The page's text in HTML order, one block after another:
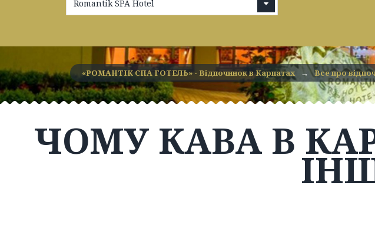
Romantik SPA Hotel
«РОМАНТІК СПА ГОТЕЛЬ» - Відпочинок в Карпатах → Все про
ЧОМУ КАВА В